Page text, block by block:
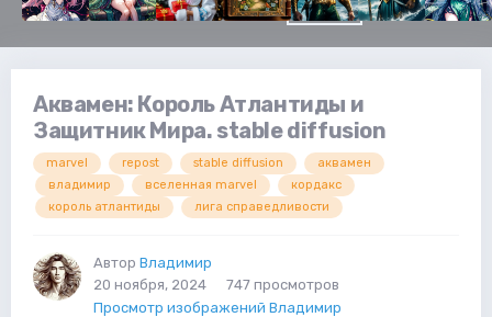
Аквамен: Король Атлантиды и
Защитник Мира. stable diffusion
marvel repost stable diffusion
аквамен
владимир
вселенная marvel
кордакс
король атлантиды
лига справедливости
Автор Владимир
20 ноября, 2024
747 просмотров
Просмотр изображений Владимир